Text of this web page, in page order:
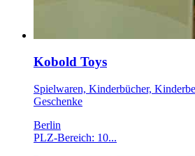
Kobold Toys
Spielwaren, Kinderbücher,
Geschenke
Berlin
PLZ-Bereich: 10...